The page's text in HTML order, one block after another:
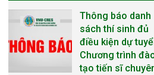
The International
Conference EME
2026 on “Earth,